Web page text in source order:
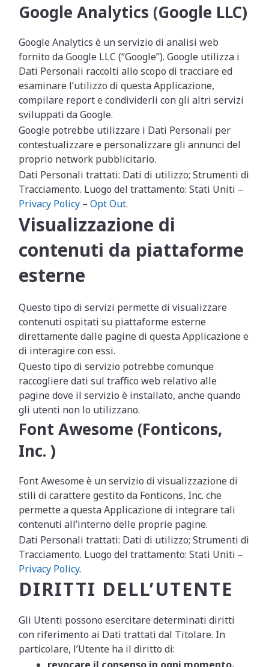
Google Analytics (Google LLC)
Google Analytics è un servizio di analisi web
fornito da Google LLC (“Google”). Google utilizza i
Dati Personali raccolti allo scopo di tracciare ed
esaminare l’utilizzo di questa Applicazione,
compilare report e condividerli con gli altri servizi
sviluppati da Google.
Google potrebbe utilizzare i Dati Personali per
contestualizzare e personalizzare gli annunci del
proprio network pubblicitario.
Dati Personali trattati: Dati di utilizzo; Strumenti di
Tracciamento. Luogo del trattamento: Stati Uniti –
Privacy Policy –Opt Out.
Visualizzazione di
contenuti da piattaforme
esterne
Questo tipo di servizi permette di visualizzare
contenuti ospitati su piattaforme esterne
direttamente dalle pagine di questa Applicazione e
di interagire con essi.
Questo tipo di servizio potrebbe comunque
raccogliere dati sul traffico web relativo alle
pagine dove il servizio è installato, anche quando
gli utenti non lo utilizzano.
Font Awesome (Fonticons,
Inc. )
Font Awesome è un servizio di visualizzazione di
stili di carattere gestito da Fonticons, Inc. che
permette a questa Applicazione di integrare tali
contenuti all’interno delle proprie pagine.
Dati Personali trattati: Dati di utilizzo; Strumenti di
Tracciamento. Luogo del trattamento: Stati Uniti –
Privacy Policy.
DIRITTI DELL’UTENTE
Gli Utenti possono esercitare determinati diritti
con riferimento ai Dati trattati dal Titolare. In
particolare, l’Utente ha il diritto di: